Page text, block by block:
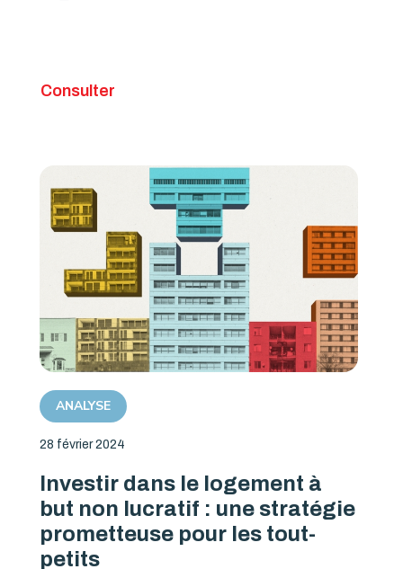
Consulter
ANALYSE
28 février 2024
Investir dans le logement à
but non lucratif : une stratégie
prometteuse pour les tout-
petits